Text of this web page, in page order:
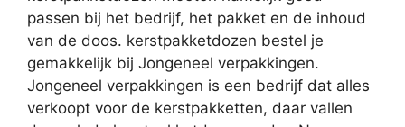
passen bij het bedrijf, het pakket en de inhoud
van de doos. kerstpakketdozen bestel je
gemakkelijk bij Jongeneel verpakkingen.
Jongeneel verpakkingen is een bedrijf dat alles
verkoopt voor de kerstpakketten, daar vallen